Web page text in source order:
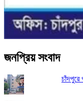
জনপ্রিয় সংবাদ
চাঁদপুরে